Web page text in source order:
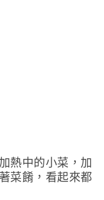
熱中的小菜，加
菜餚，看起來都